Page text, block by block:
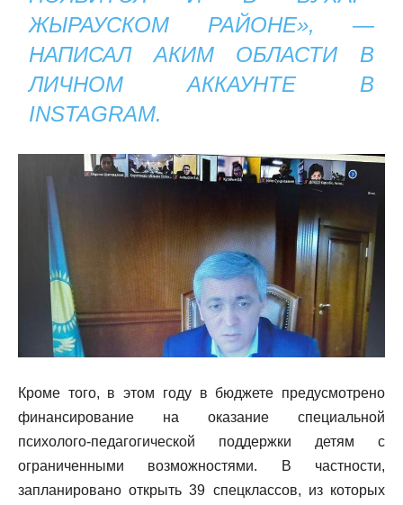
ЖЫРАУСКОМ РАЙОНЕ», —
НАПИСАЛ АКИМ ОБЛАСТИ В
ЛИЧНОМ АККАУНТЕ В
INSTAGRAM.
Кроме того, в этом году в бюджете предусмотрено
финансирование на оказание специальной
психолого-педагогической поддержки детям с
ограниченными возможностями. В частности,
запланировано открыть 39 спецклассов, из которых